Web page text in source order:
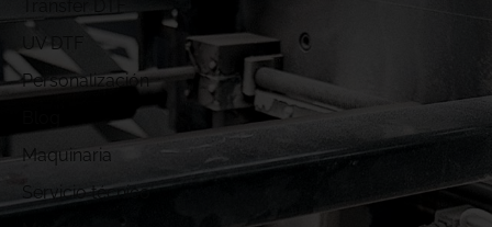
UV DTF
Personalización
Maquinaria
Servicio técnico